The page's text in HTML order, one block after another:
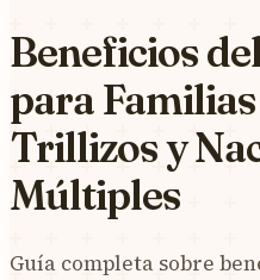
Beneficios
para
Trillizos y
Múltiples
Guía completa sobre